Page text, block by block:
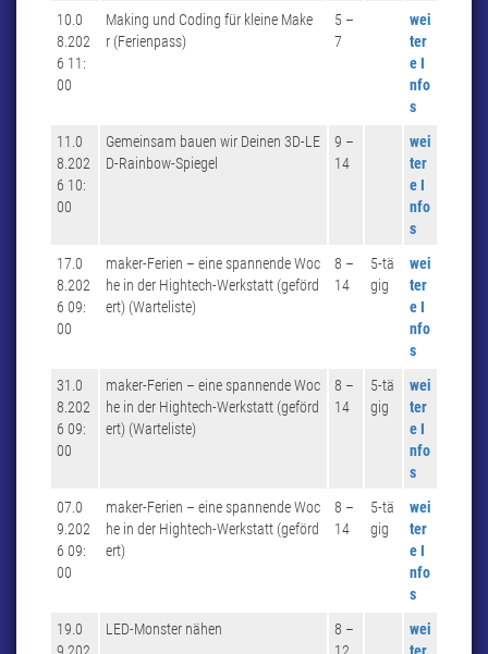
10.0
8.202
6 11:
00
Making und Coding für kleine Make
r (Ferienpass)
5 –
7
wei
ter
e I
nfo
s
11.0
8.202
6 10:
00
Gemeinsam bauen wir Deinen 3D-LE
D-Rainbow-Spiegel
9 –
14
wei
ter
e I
nfo
s
17.0
8.202
6 09:
00
maker-Ferien – eine spannende Woc
he in der Hightech-Werkstatt (geförd
ert) (Warteliste)
8 –
14
5-tä
gig
wei
ter
e I
nfo
s
31.0
8.202
6 09:
00
maker-Ferien – eine spannende Woc
he in der Hightech-Werkstatt (geförd
ert) (Warteliste)
8 –
14
5-tä
gig
wei
ter
e I
nfo
s
07.0
9.202
6 09:
00
maker-Ferien – eine spannende Woc
he in der Hightech-Werkstatt (geförd
ert)
8 –
14
5-tä
gig
wei
ter
e I
nfo
s
19.0
9.202
LED-Monster nähen
8 –
12
wei
ter